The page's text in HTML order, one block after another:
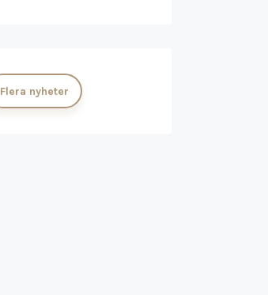
Flera nyheter